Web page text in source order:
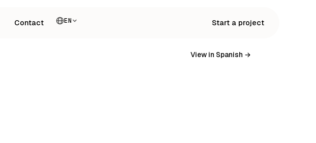
Contact EN Start a project
View in Spanish →